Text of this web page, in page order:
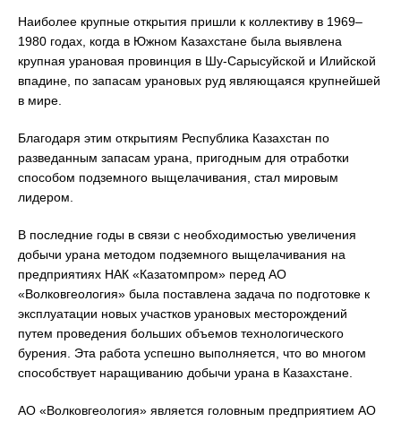
Наиболее крупные открытия пришли к коллективу в 1969–
1980 годах, когда в Южном Казахстане была выявлена
крупная урановая провинция в Шу-Сарысуйской и Илийской
впадине, по запасам урановых руд являющаяся крупнейшей
в мире.
Благодаря этим открытиям Республика Казахстан по
разведанным запасам урана, пригодным для отработки
способом подземного выщелачивания, стал мировым
лидером.
В последние годы в связи с необходимостью увеличения
добычи урана методом подземного выщелачивания на
предприятиях НАК «Казатомпром» перед АО
«Волковгеология» была поставлена задача по подготовке к
эксплуатации новых участков урановых месторождений
путем проведения больших объемов технологического
бурения. Эта работа успешно выполняется, что во многом
способствует наращиванию добычи урана в Казахстане.
АО «Волковгеология» является головным предприятием АО